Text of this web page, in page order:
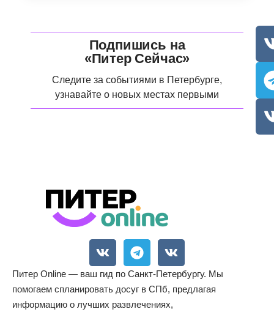
Подпишись на
«Питер Сейчас»
Следите за событиями в Петербурге,
узнавайте о новых местах первыми
Питер Online — ваш гид по Санкт-Петербургу. Мы
помогаем спланировать досуг в СПб, предлагая
информацию о лучших развлечениях,